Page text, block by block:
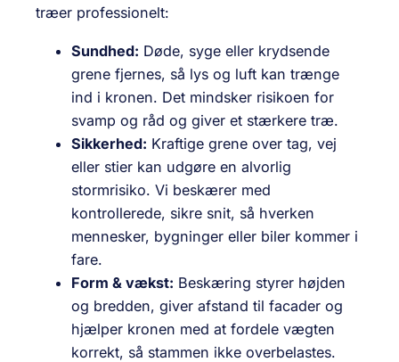
træer professionelt:
Sundhed: Døde, syge eller krydsende
grene fjernes, så lys og luft kan trænge
ind i kronen. Det mindsker risikoen for
svamp og råd og giver et stærkere træ.
Sikkerhed: Kraftige grene over tag, vej
eller stier kan udgøre en alvorlig
stormrisiko. Vi beskærer med
kontrollerede, sikre snit, så hverken
mennesker, bygninger eller biler kommer i
fare.
Form & vækst: Beskæring styrer højden
og bredden, giver afstand til facader og
hjælper kronen med at fordele vægten
korrekt, så stammen ikke overbelastes.